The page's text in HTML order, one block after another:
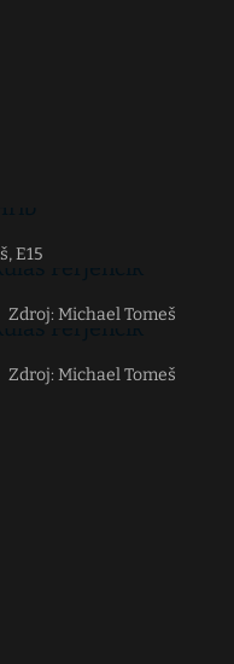
E15
Zdroj: Michael Tomeš
Zdroj: Michael Tomeš